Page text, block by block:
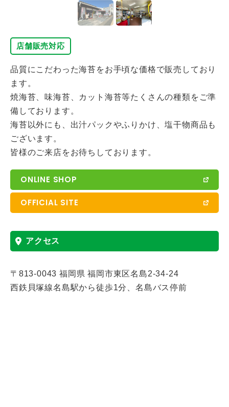
店舗販売対応
品質にこだわった海苔をお手頃な価格で販売しており
ます。
焼海苔、味海苔、カット海苔等たくさんの種類をご準
備しております。
海苔以外にも、出汁パックやふりかけ、塩干物商品も
ございます。
皆様のご来店をお待ちしております。
ONLINE SHOP
OFFICIAL SITE
アクセス
〒813-0043 福岡県 福岡市東区名島2-34-24
西鉄貝塚線名島駅から徒歩1分、名島バス停前